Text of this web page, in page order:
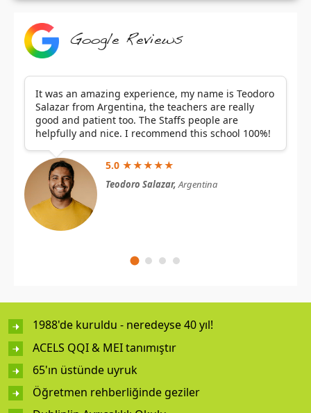
Google Reviews
It was an amazing experience, my name is Teodoro
Salazar from Argentina, the teachers are really
good and patient too. The Staffs people are
helpfully and nice. I recommend this school 100%!
5.0 ★★★★★
Teodoro Salazar,Argentina
1988'de kuruldu - neredeyse 40 yıl!
ACELS QQI & MEI tanımıştır
65'ın üstünde uyruk
Öğretmen rehberliğinde geziler